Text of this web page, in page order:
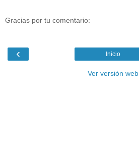
Gracias por tu comentario:
‹ Inicio
Ver versión web